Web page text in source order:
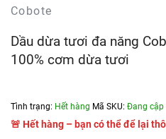
Cobote
Dầu dừa tươi đa năng
100% cơm dừa tươi
Tình trạng: Hết hàng Mã SKU: Đang cập
🚨 Hết hàng – bạn có thể để lại